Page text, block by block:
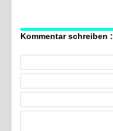
Kommentar schreiben :